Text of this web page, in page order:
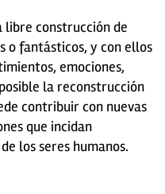
construcción de
o fantásticos, y con ellos
emociones,
la reconstrucción
contribuir con nuevas
que incidan
los seres humanos.